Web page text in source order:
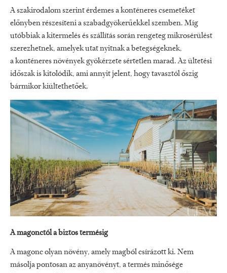
A szakirodalom szerint érdemes a konténeres csemetéket
előnyben részesíteni a szabadgyökerűekkel szemben. Míg
utóbbiak a kitermelés és szállítás során rengeteg mikrosérülést
szerezhetnek, amelyek utat nyitnak a betegségeknek,
a konténeres növények gyökérzete sértetlen marad. Az ültetési
időszak is kitolódik, ami annyit jelent, hogy tavasztól őszig
bármikor kiültethetőek.
A magonctól a biztos termésig
A magonc olyan növény, amely magból csírázott ki. Nem
másolja pontosan az anyanövényt, a termés minősége